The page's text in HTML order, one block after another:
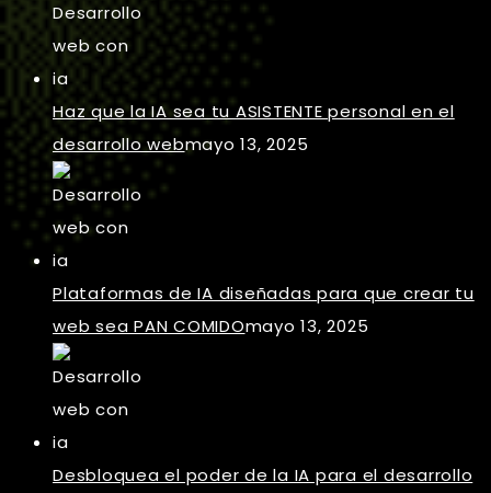
Haz que la IA sea tu ASISTENTE personal en el
desarrollo webmayo 13, 2025
Plataformas de IA diseñadas para que crear tu
web sea PAN COMIDOmayo 13, 2025
Desbloquea el poder de la IA para el desarrollo